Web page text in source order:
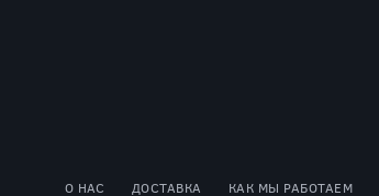
О НАС ДОСТАВКА КАК МЫ РАБОТАЕМ